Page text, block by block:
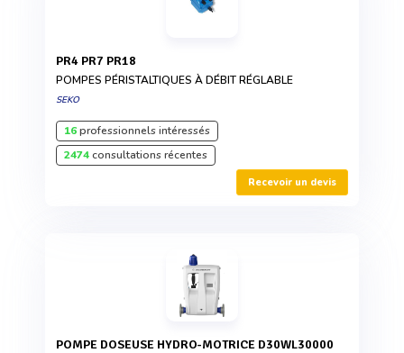
PR4 PR7 PR18
POMPES PÉRISTALTIQUES À DÉBIT RÉGLABLE
SEKO
16professionnels intéressés
2474consultations récentes
Recevoir un devis
POMPE DOSEUSE HYDRO-MOTRICE D30WL30000